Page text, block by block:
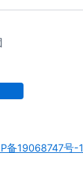
备19068747号-1